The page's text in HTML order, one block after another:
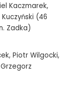
Kaczmarek,
(46
Zadka)
Piotr Wilgocki,